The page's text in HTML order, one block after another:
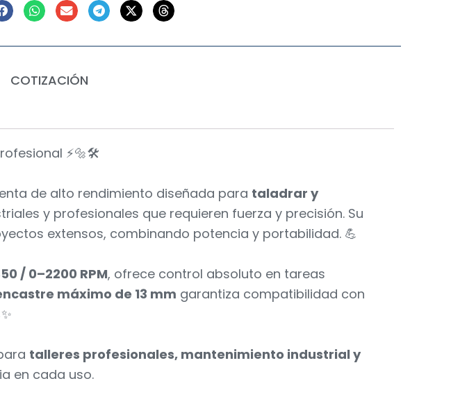
COTIZACIÓN
⚡🔩🛠️
de alto rendimiento diseñada para taladrar y
y profesionales que requieren fuerza y precisión. Su
extensos, combinando potencia y portabilidad. 💪
/ 0–2200 RPM, ofrece control absoluto en tareas
máximo de 13 mm garantiza compatibilidad con
talleres profesionales, mantenimiento industrial y
en cada uso.